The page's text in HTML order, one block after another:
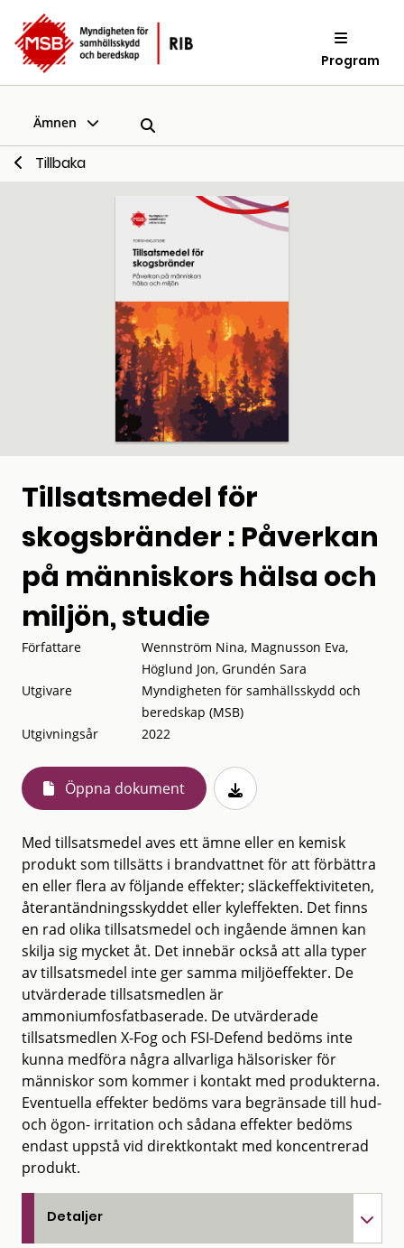
Program
Ämnen
Tillbaka
Tillsatsmedel för
skogsbränder : Påverkan
på människors hälsa och
miljön, studie
Författare
Wennström Nina, Magnusson Eva,
Höglund Jon, Grundén Sara
Utgivare
Myndigheten för samhällsskydd och
beredskap (MSB)
Utgivningsår
2022
Öppna dokument
Med tillsatsmedel aves ett ämne eller en kemisk
produkt som tillsätts i brandvattnet för att förbättra
en eller flera av följande effekter; släckeffektiviteten,
återantändningsskyddet eller kyleffekten. Det finns
en rad olika tillsatsmedel och ingående ämnen kan
skilja sig mycket åt. Det innebär också att alla typer
av tillsatsmedel inte ger samma miljöeffekter. De
utvärderade tillsatsmedlen är
ammoniumfosfatbaserade. De utvärderade
tillsatsmedlen X-Fog och FSI-Defend bedöms inte
kunna medföra några allvarliga hälsorisker för
människor som kommer i kontakt med produkterna.
Eventuella effekter bedöms vara begränsade till hud-
och ögon- irritation och sådana effekter bedöms
endast uppstå vid direktkontakt med koncentrerad
produkt.
Detaljer